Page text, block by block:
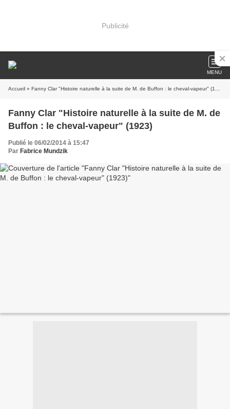
Publicité
MENU
Accueil » Fanny Clar "Histoire naturelle à la suite de M. de Buffon : le cheval-vapeur" (1923)
Fanny Clar "Histoire naturelle à la suite de M. de
Buffon : le cheval-vapeur" (1923)
Publié le 06/02/2014 à 15:47
Par Fabrice Mundzik